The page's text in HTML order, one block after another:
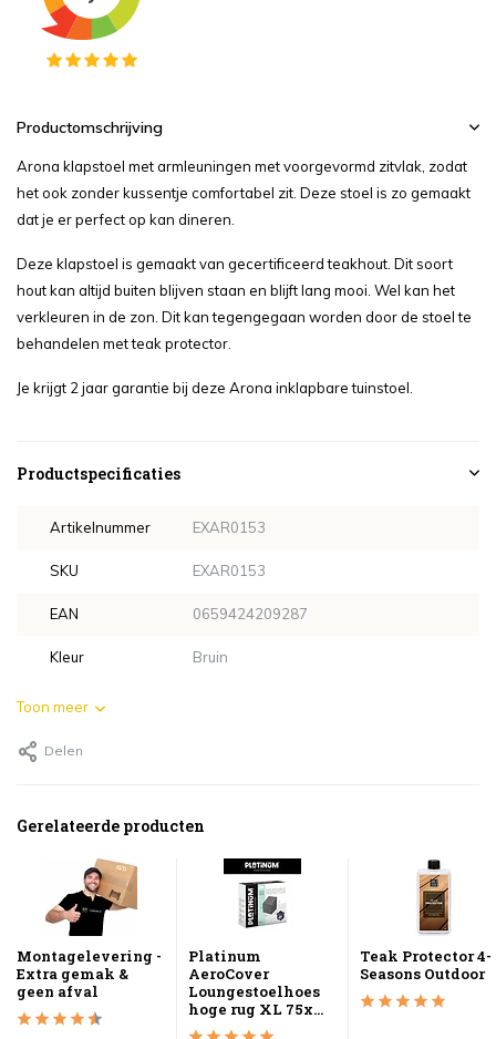
Productomschrijving
Arona klapstoel met armleuningen met voorgevormd zitvlak, zodat
het ook zonder kussentje comfortabel zit. Deze stoel is zo gemaakt
dat je er perfect op kan dineren.
Deze klapstoel is gemaakt van gecertificeerd teakhout. Dit soort
hout kan altijd buiten blijven staan en blijft lang mooi. Wel kan het
verkleuren in de zon. Dit kan tegengegaan worden door de stoel te
behandelen met teak protector.
Je krijgt 2 jaar garantie bij deze Arona inklapbare tuinstoel.
Productspecificaties
Artikelnummer EXAR0153
SKU EXAR0153
EAN 0659424209287
Kleur Bruin
Toon meer
Delen
Gerelateerde producten
Montagelevering -
Extra gemak &
geen afval
Platinum
AeroCover
Loungestoelhoes
hoge rug XL 75x...
Teak Protector 4-
Seasons Outdoor